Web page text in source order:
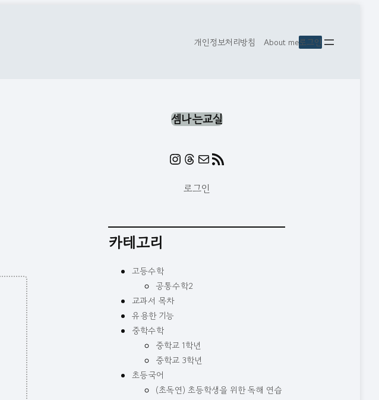
개인정보처리방침 About me로그인
셈나는교실
Instagram
https://www.threads.com/
메일RSS 피드
로그인
카테고리
고등수학
공통수학2
교과서 목차
유용한 기능
중학수학
중학교 1학년
중학교 3학년
초등국어
(초독연) 초등학생을 위한 독해 연습